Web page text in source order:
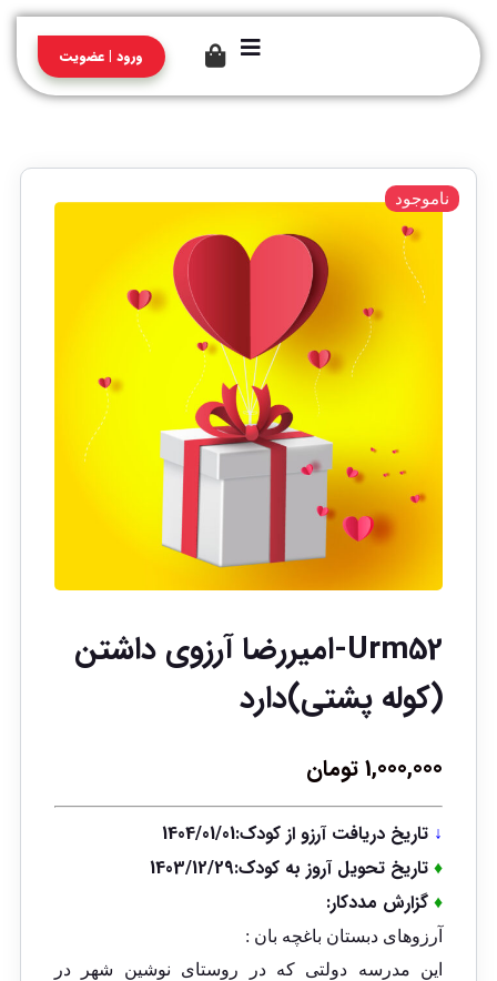
ورود | عضویت
Urm52-امیررضا آرزوی داشتن
(کوله پشتی)دارد
1,000,000تومان
↓ تاریخ دریافت آرزو از کودک:1404/01/01
♦تاریخ تحویل آروز به کودک:1403/12/29
♦ گزارش مددکار:
آرزوهای دبستان باغچه بان :
این مدرسه دولتی که در روستای نوشین شهر در
ناموجود